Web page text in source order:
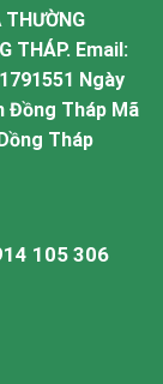
THƯỜNG
THÁP. Email:
Ngày
Đồng Tháp Mã
Tháp
105 306